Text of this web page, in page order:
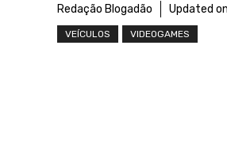
Redação Blogadão Updated
VEÍCULOS VIDEOGAMES